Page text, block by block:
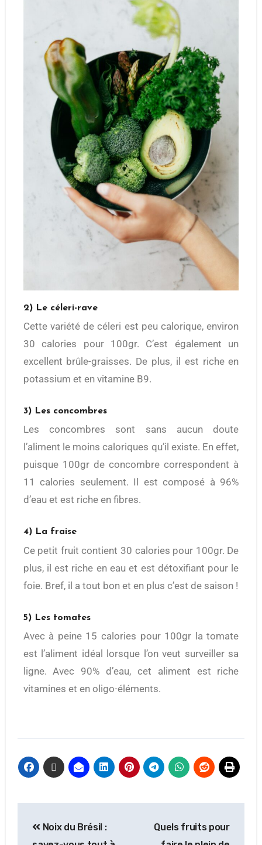
2) Le céleri-rave
Cette variété de céleri est peu calorique, environ
30 calories pour 100gr. C’est également un
excellent brûle-graisses. De plus, il est riche en
potassium et en vitamine B9.
3) Les concombres
Les concombres sont sans aucun doute
l’aliment le moins caloriques qu’il existe. En effet,
puisque 100gr de concombre correspondent à
11 calories seulement. Il est composé à 96%
d’eau et est riche en fibres.
4) La fraise
Ce petit fruit contient 30 calories pour 100gr. De
plus, il est riche en eau et est détoxifiant pour le
foie. Bref, il a tout bon et en plus c’est de saison !
5) Les tomates
Avec à peine 15 calories pour 100gr la tomate
est l’aliment idéal lorsque l’on veut surveiller sa
ligne. Avec 90% d’eau, cet aliment est riche
vitamines et en oligo-éléments.
Noix du Brésil :
Quels fruits pour